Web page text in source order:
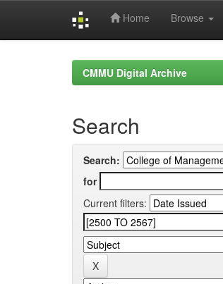
Home Browse
CMMU Digital Archive
Search
Search:
for
Current filters: